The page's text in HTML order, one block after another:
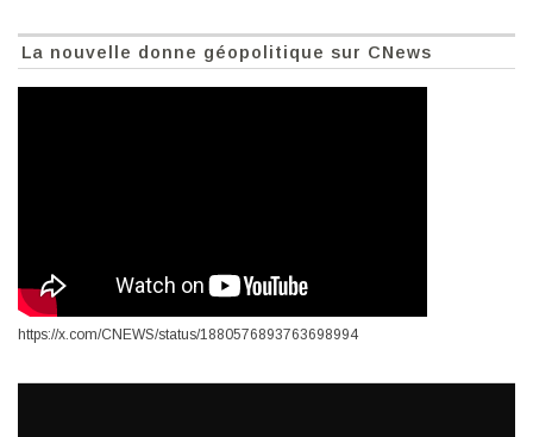
La nouvelle donne géopolitique sur CNews
https://x.com/CNEWS/status/1880576893763698994